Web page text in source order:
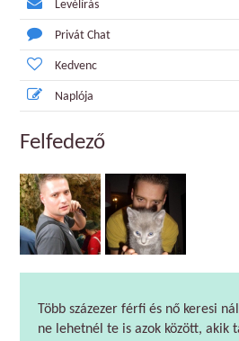
Levélírás
Privát Chat
Kedvenc
Naplója
Felfedező
Több százezer férfi és nő keresi
ne lehetnél te is azok között, akik